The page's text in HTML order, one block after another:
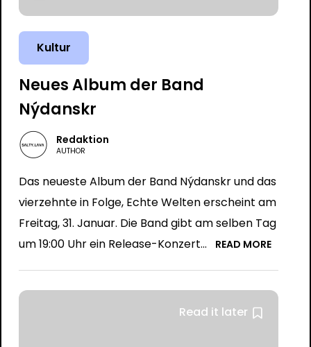
Kultur
Neues Album der Band
Nýdanskr
Redaktion
AUTHOR
Das neueste Album der Band Nýdanskr und das
vierzehnte in Folge, Echte Welten erscheint am
Freitag, 31. Januar. Die Band gibt am selben Tag
um 19:00 Uhr ein Release-Konzert...
READ MORE
Read it later